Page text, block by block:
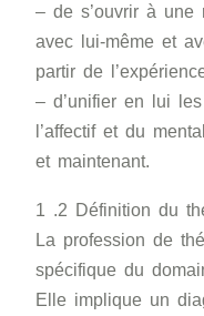
– de s’ouvrir à une
avec lui-même et
partir de
– d’unifier en lui
l’affectif et du
et maintenant.
1 .2 Définition du
La profession de
spécifique du
Elle implique un